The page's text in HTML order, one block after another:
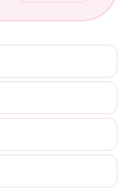
la demande